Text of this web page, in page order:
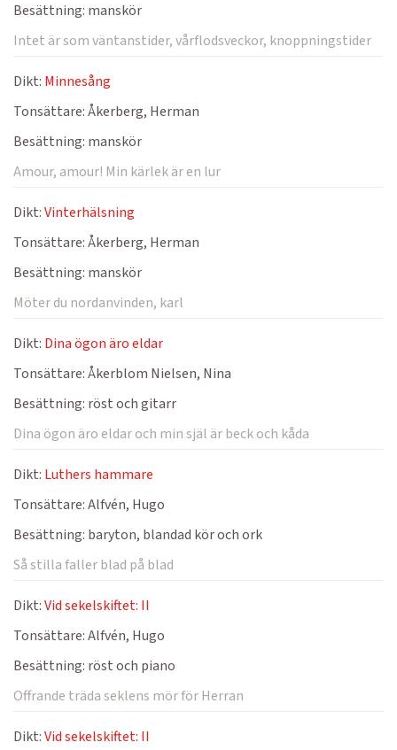
Besättning: manskör
Intet är som väntanstider, vårflodsveckor, knoppningstider
Dikt: Minnesång
Tonsättare:Åkerberg, Herman
Besättning: manskör
Amour, amour! Min kärlek är en lur
Dikt:Vinterhälsning
Tonsättare:Åkerberg, Herman
Besättning: manskör
Möter du nordanvinden, karl
Dikt: Dina ögon äro eldar
Tonsättare:Åkerblom Nielsen, Nina
Besättning: röst och gitarr
Dina ögon äro eldar och min själ är beck och kåda
Dikt: Luthers hammare
Tonsättare:Alfvén, Hugo
Besättning: baryton, blandad kör och ork
Så stilla faller blad på blad
Dikt:Vid sekelskiftet: II
Tonsättare:Alfvén, Hugo
Besättning: röst och piano
Offrande träda seklens mör för Herran
Dikt:Vid sekelskiftet: II